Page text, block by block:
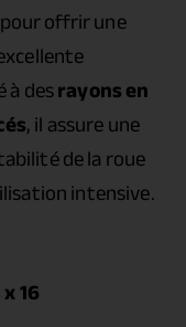
offrir une
desrayons en
, il assure une
de la roue
intensive.
16